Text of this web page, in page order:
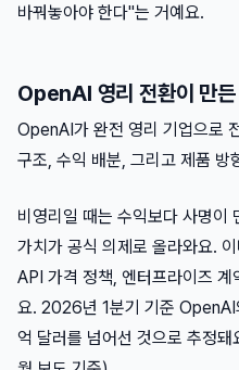
바꿔놓아야 한다"는 거예요.
OpenAI 영리 전환이 만든
OpenAI가 완전 영리 기업으로
구조, 수익 배분, 그리고 제품 방
비영리일 때는 수익보다 사명이
가치가 공식 의제로 올라와요.
API 가격 정책, 엔터프라이즈
요. 2026년 1분기 기준
억 달러를 넘어선 것으로 추정